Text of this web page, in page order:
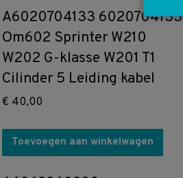
A6020704133 6020704133
Om602 Sprinter W210
W202 G-klasse W201 T1
Cilinder 5 Leiding kabel
€ 40,00
Toevoegen aan winkelwagen